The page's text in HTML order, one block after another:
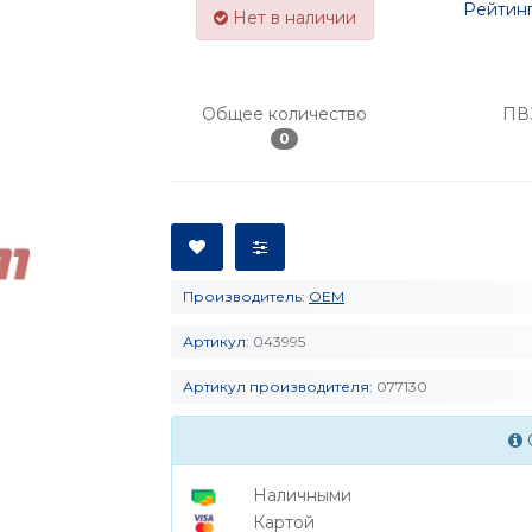
Нет в наличии
Общее количество
0
Производитель: OEM
Артикул: 043995
Артикул производителя: 077130
Наличными
Картой